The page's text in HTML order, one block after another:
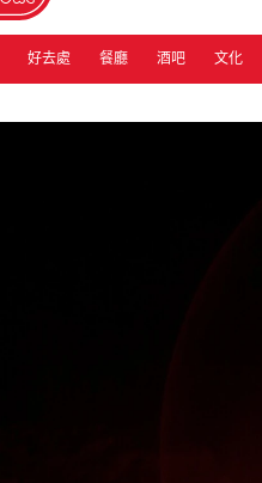
好去處 餐廳 酒吧 文化